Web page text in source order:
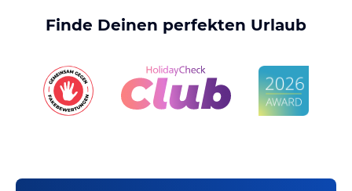
Finde Deinen perfekten Urlaub